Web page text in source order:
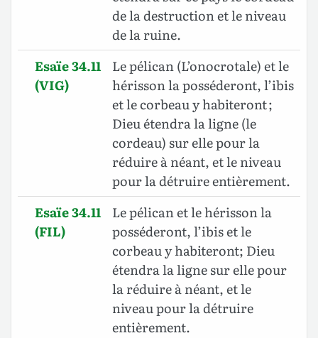
de la destruction et le niveau
de la ruine.
Esaïe 34.11
(VIG)
Le pélican (L’onocrotale) et le
hérisson la posséderont, l’ibis
et le corbeau y habiteront ;
Dieu étendra la ligne (le
cordeau) sur elle pour la
réduire à néant, et le niveau
pour la détruire entièrement.
Esaïe 34.11
(FIL)
Le pélican et le hérisson la
posséderont, l’ibis et le
corbeau y habiteront; Dieu
étendra la ligne sur elle pour
la réduire à néant, et le
niveau pour la détruire
entièrement.